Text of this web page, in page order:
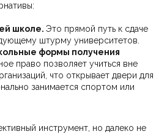
школе. Это прямой путь к сдаче
штурму университетов.
формы получения
право позволяет учиться вне
что открывает двери для
занимается спортом или
инструмент, но далеко не